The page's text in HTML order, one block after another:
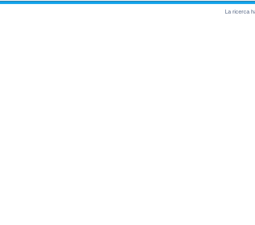
La ricerca